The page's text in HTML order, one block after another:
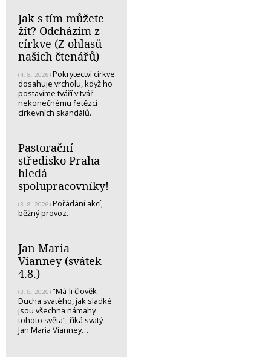
Jak s tím můžete
žít? Odcházím z
církve (Z ohlasů
našich čtenářů)
(4. 8. 2026) Pokrytectví církve
dosahuje vrcholu, když ho
postavíme tváří v tvář
nekonečnému řetězci
církevních skandálů.
Pastorační
středisko Praha
hledá
spolupracovníky!
(3. 8. 2026) Pořádání akcí,
běžný provoz.
Jan Maria
Vianney (svátek
4.8.)
(3. 8. 2026) “Má-li člověk
Ducha svatého, jak sladké
jsou všechna námahy
tohoto světa“, říká svatý
Jan Maria Vianney…